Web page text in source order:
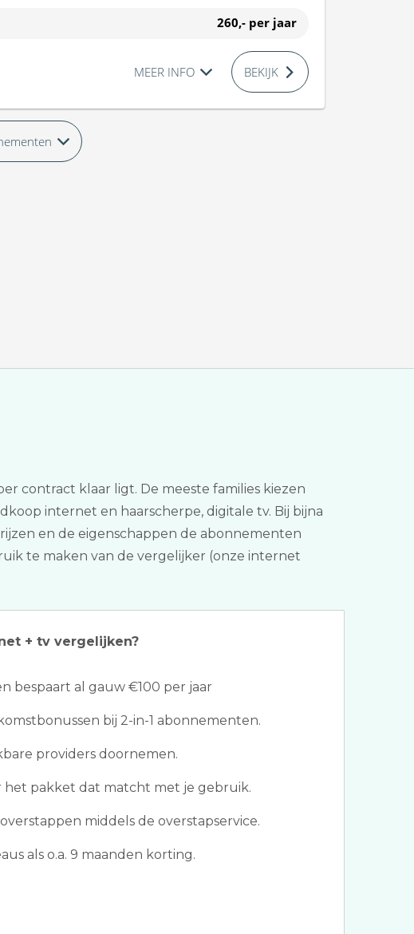
260,- per jaar
MEER INFO BEKIJK
contract klaar ligt. De meeste families kiezen
internet en haarscherpe, digitale tv. Bij bijna
en de eigenschappen de abonnementen
te maken van de vergelijker (onze internet
+ tv vergelijken?
bespaart al gauw €100 per jaar
bij 2-in-1 abonnementen.
providers doornemen.
het pakket dat matcht met je gebruik.
middels de overstapservice.
als o.a. 9 maanden korting.